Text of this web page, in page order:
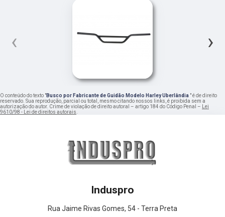
‹ ›
O conteúdo do texto "Busco por Fabricante de Guidão Modelo Harley Uberlândia " é de direito
reservado. Sua reprodução, parcial ou total, mesmo citando nossos links, é proibida sem a
autorização do autor. Crime de violação de direito autoral – artigo 184 do Código Penal –
Lei
9610/98 - Lei de direitos autorais
Induspro
Rua Jaime Rivas Gomes, 54 - Terra Preta